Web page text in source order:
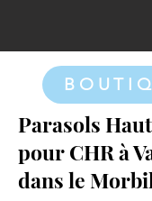
Parasols
pour CHR à
dans le